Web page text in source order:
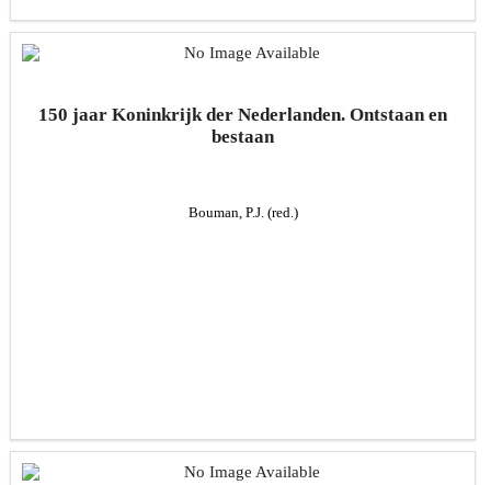
150 jaar Koninkrijk der Nederlanden. Ontstaan en
bestaan
Bouman, P.J. (red.)